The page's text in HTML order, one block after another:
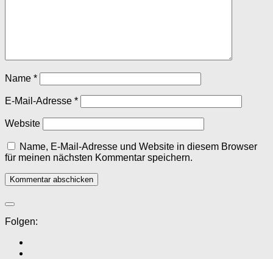
Name *
E-Mail-Adresse *
Website
Name, E-Mail-Adresse und Website in diesem Browser
für meinen nächsten Kommentar speichern.
Folgen: